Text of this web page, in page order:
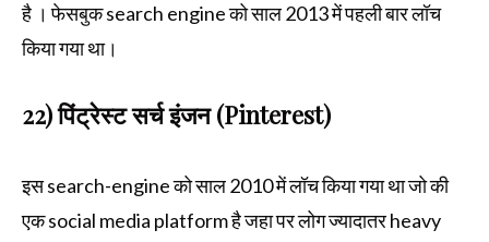
है । फेसबुक search engine को साल 2013 में पहली बार लॉच
किया गया था।
22) पिंट्रेस्ट सर्च इंजन (Pinterest)
इस search-engine को साल 2010 में लॉच किया गया था जो की
एक social media platform है जहा पर लोग ज्यादातर heavy